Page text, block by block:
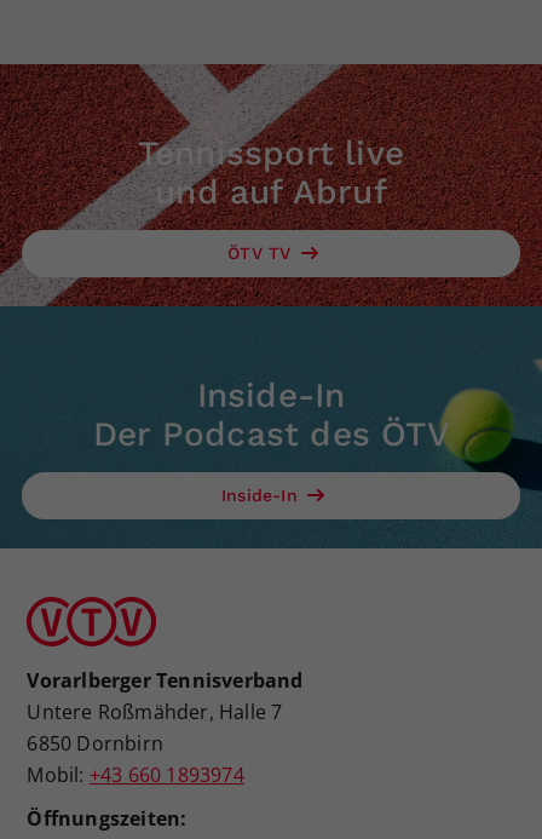
Tennissport live
und auf Abruf
ÖTV TV
Inside-In
Der Podcast des ÖTV
Inside-In
Vorarlberger Tennisverband
Untere Roßmähder, Halle 7
6850 Dornbirn
Mobil: +43 660 1893974
Öffnungszeiten: